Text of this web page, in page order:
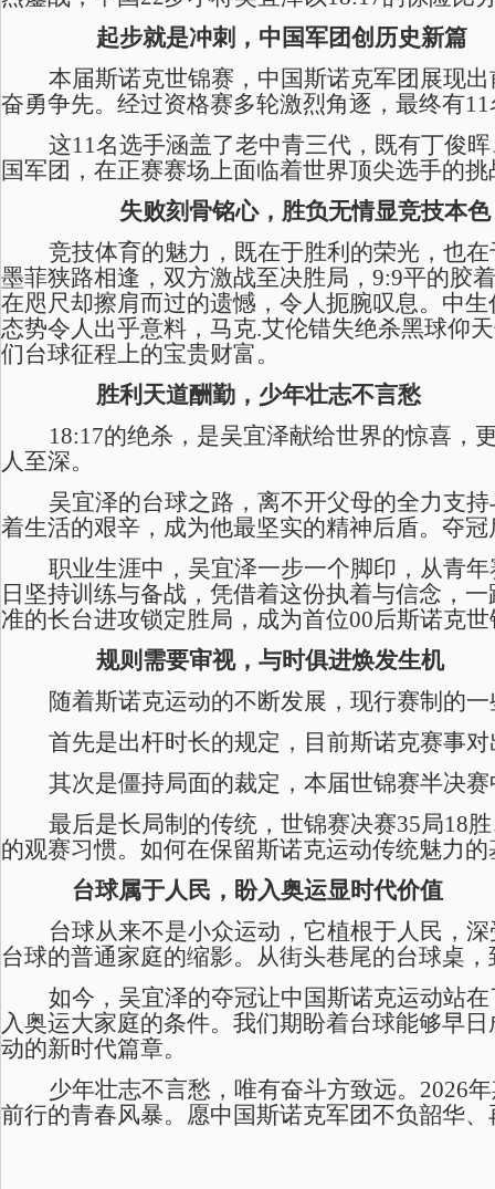
起步就是冲刺，中国军团创历史新篇
本届斯诺克世锦赛，中国斯诺克军团展现
奋勇争先。经过资格赛多轮激烈角逐，最终有
这11名选手涵盖了老中青三代，既有丁俊晖
国军团，在正赛赛场上面临着世界顶尖选手的
失败刻骨铭心，胜负无情显竞技本色
竞技体育的魅力，既在于胜利的荣光，也
墨菲狭路相逢，双方激战至决胜局， 9:9平的胶
在咫尺却擦肩而过的遗憾，令人扼腕叹息。中
态势令人出乎意料， 马克.艾伦错失绝杀黑球仰
们台球征程上的宝贵财富。
胜利天道酬勤，少年壮志不言愁
18:17的绝杀，是吴宜泽献给世界的惊喜，
人至深。
吴宜泽的台球之路，离不开父母的全力支
着生活的艰辛，成为他最坚实的精神后盾。夺
职业生涯中，吴宜泽一步一个脚印，从青
日坚持训练与备战，凭借着这份执着与信念，
准的长台进攻锁定胜局，成为首位00后斯诺克
规则需要审视，与时俱进焕发生机
随着斯诺克运动的不断发展，现行赛制的
首先是出杆时长的规定，目前斯诺克赛事
其次是僵持局面的裁定，本届世锦赛半决
最后是长局制的传统，世锦赛决赛35局18
的观赛习惯。如何在保留斯诺克运动传统魅力
台球属于人民，盼入奥运显时代价值
台球从来不是小众运动，它植根于人民，
台球的普通家庭的缩影。从街头巷尾的台球桌
如今，吴宜泽的夺冠让中国斯诺克运动站在
入奥运大家庭的条件。我们期盼着台球能够早
动的新时代篇章。
少年壮志不言愁，唯有奋斗方致远。 2026
前行的青春风暴。愿中国斯诺克军团不负韶华